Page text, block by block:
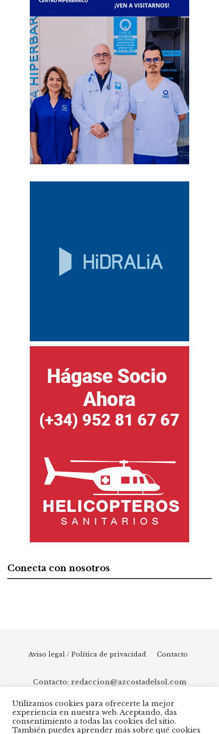
Conecta con nosotros
Aviso legal / Política de privacidad Contacto
Contacto: redaccion@azcostadelsol.com
© 2025 AZ Costa del Sol - Diario digital de Málaga capital hasta
Manilva, pasando por Torremolinos, Benalmádena, Fuengirola,
Utilizamos cookies para ofrecerte la mejor
experiencia en nuestra web. Aceptando, das
consentimiento a todas las cookies del sitio.
También puedes aprender más sobre qué cookies